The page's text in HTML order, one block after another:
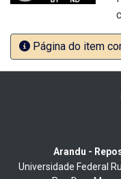
Página do item
Arandu -
Universidade Federal